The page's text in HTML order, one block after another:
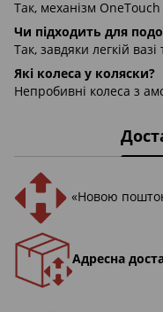
Так, механізм
Чи підходить для
Так, завдяки легкій
Які колеса у коляски?
Непробивні колеса з
«Новою
Адресна